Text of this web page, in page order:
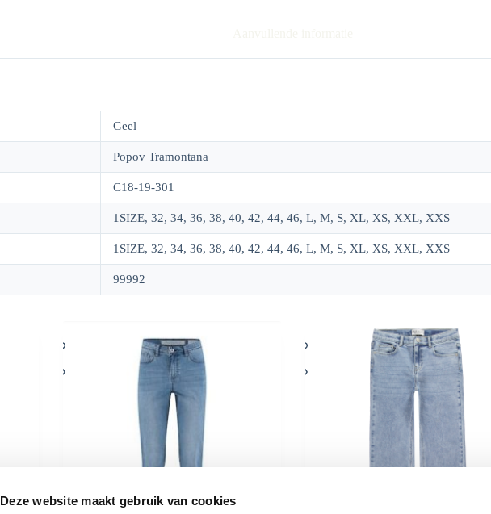
Deze website maakt gebruik van cookies
Geel
Popov Tramontana
C18-19-301
1SIZE, 32, 34, 36, 38, 40, 42, 44, 46, L, M, S, XL, XS, XXL, XXS
1SIZE, 32, 34, 36, 38, 40, 42, 44, 46, L, M, S, XL, XS, XXL, XXS
99992